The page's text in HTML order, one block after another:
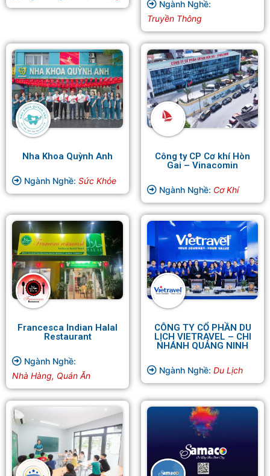
Ngành Nghề:
Truyền Thông
Nha Khoa Quỳnh Anh
Ngành Nghề: Sức Khỏe
Công ty CP Cơ khí Hòn
Gai – Vinacomin
Ngành Nghề: Cơ Khí
Francesca Indian Halal
Restaurant
Ngành Nghề:
Nhà Hàng, Quán Ăn
CÔNG TY CỔ PHẦN DU
LỊCH VIETRAVEL – CHI
NHÁNH QUẢNG NINH
Ngành Nghề: Du Lịch